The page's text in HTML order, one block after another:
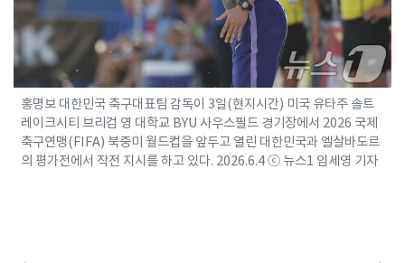
홍명보 대한민국 축구대표팀 감독이 3일(현지시간) 미국 유타주 솔트
레이크시티 브리검 영 대학교 BYU 사우스필드 경기장에서 2026 국제
축구연맹(FIFA) 북중미 월드컵을 앞두고 열린 대한민국과 엘살바도르
의 평가전에서 작전 지시를 하고 있다. 2026.6.4 ⓒ 뉴스1 임세영 기자